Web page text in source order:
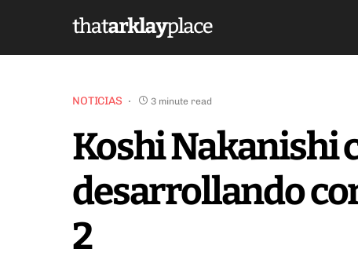
NOTICIAS 3 minute read
Koshi Nakanishi
desarrollando
2